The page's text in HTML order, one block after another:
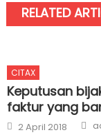
RELATED
CITAX
Keputusan
faktur yang
Posted on
2 April 2018